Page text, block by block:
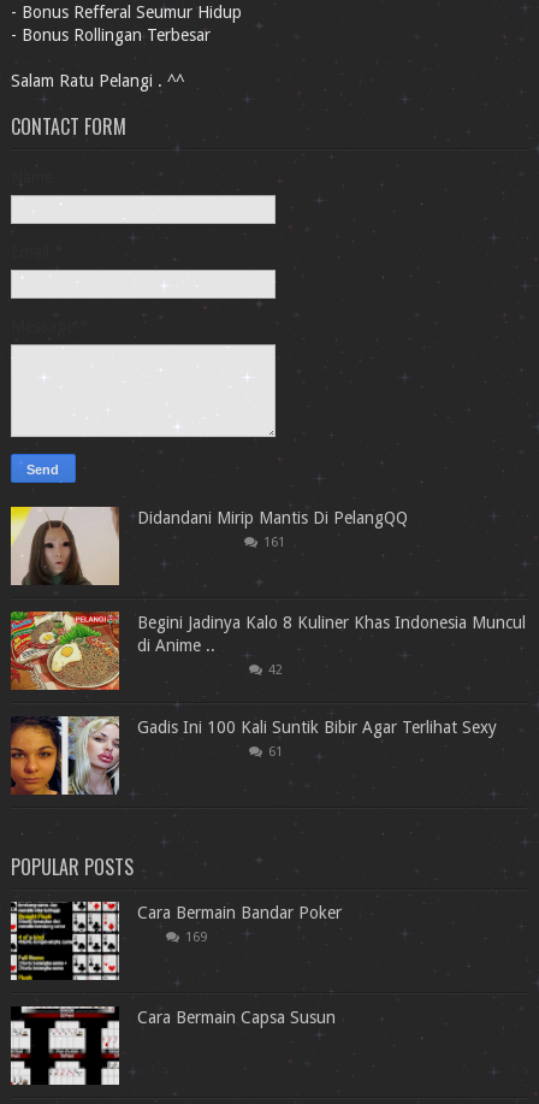
- Bonus Refferal Seumur Hidup
- Bonus Rollingan Terbesar
Salam Ratu Pelangi . ^^
CONTACT FORM
Message
Didandani Mirip Mantis Di PelangQQ
161
Begini Jadinya Kalo 8 Kuliner Khas Indonesia Muncul
di Anime ..
42
Gadis Ini 100 Kali Suntik Bibir Agar Terlihat Sexy
61
POPULAR POSTS
Cara Bermain Bandar Poker
169
Cara Bermain Capsa Susun